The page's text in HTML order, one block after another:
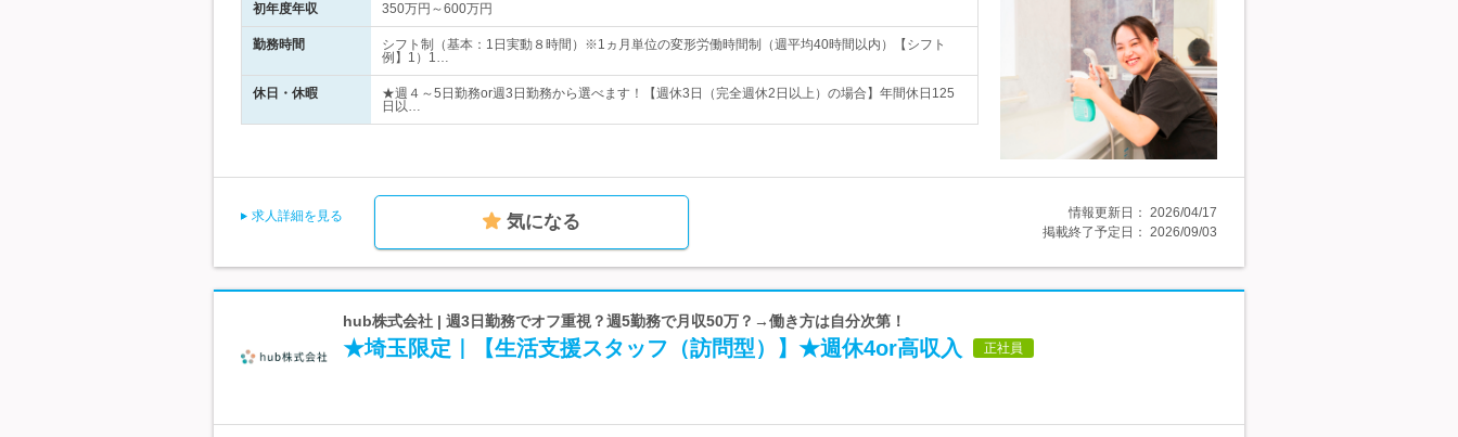
初年度年収 350万円～600万円
勤務時間
シフト制（基本：1日実動８時間）※1ヵ月単位の変形労働時間制（週平均40時間以内）【シフト
例】1）1…
休日・休暇
★週４～5日勤務or週3日勤務から選べます！【週休3日（完全週休2日以上）の場合】年間休日125
日以…
求人詳細を見る 気になる 情報更新日： 2026/04/17
掲載終了予定日： 2026/09/03
hub株式会社 | 週3日勤務でオフ重視？週5勤務で月収50万？→働き方は自分次第！
★埼玉限定｜【生活支援スタッフ（訪問型）】★週休4or高収入 正社員